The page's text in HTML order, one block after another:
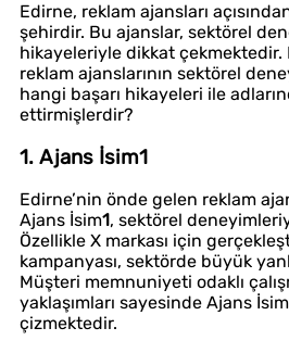
Edirne, reklam ajansları
şehirdir. Bu ajanslar, sektörel
hikayeleriyle dikkat çekmektedir.
reklam ajanslarının sektörel
hangi başarı hikayeleri ile
ettirmişlerdir?
1. Ajans İsim1
Edirne’nin önde gelen reklam
Ajans İsim1, sektörel
Özellikle X markası için
kampanyası, sektörde büyük
Müşteri memnuniyeti odaklı
yaklaşımları sayesinde Ajans İsim
çizmektedir.